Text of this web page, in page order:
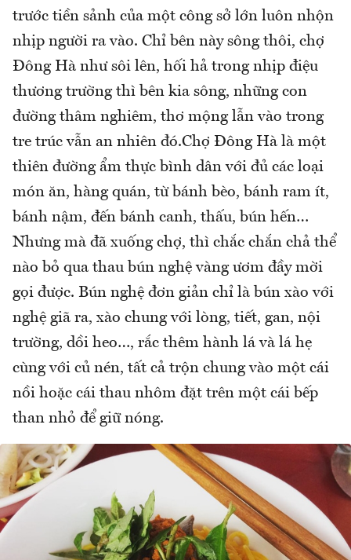
trước tiền sảnh của một công sở lớn luôn nhộn
nhịp người ra vào. Chỉ bên này sông thôi, chợ
Đông Hà như sôi lên, hối hả trong nhịp điệu
thương trường thì bên kia sông, những con
đường thâm nghiêm, thơ mộng lẫn vào trong
tre trúc vẫn an nhiên đó.Chợ Đông Hà là một
thiên đường ẩm thực bình dân với đủ các loại
món ăn, hàng quán, từ bánh bèo, bánh ram ít,
bánh nậm, đến bánh canh, thấu, bún hến…
Nhưng mà đã xuống chợ, thì chắc chắn chả thể
nào bỏ qua thau bún nghệ vàng ươm đầy mời
gọi được. Bún nghệ đơn giản chỉ là bún xào với
nghệ giã ra, xào chung với lòng, tiết, gan, nội
trường, dồi heo…, rắc thêm hành lá và lá hẹ
cùng với củ nén, tất cả trộn chung vào một cái
nồi hoặc cái thau nhôm đặt trên một cái bếp
than nhỏ để giữ nóng.